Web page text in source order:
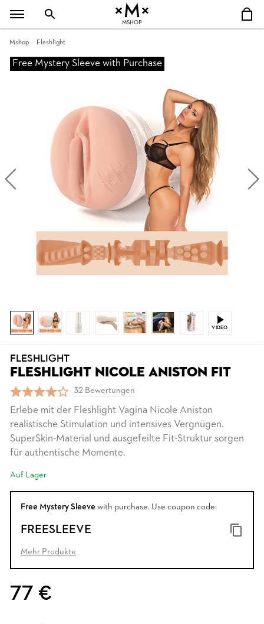
MSHOP
Mshop Fleshlight
Free Mystery Sleeve with Purchase
VIDEO
FLESHLIGHT
FLESHLIGHT NICOLE ANISTON FIT
32 Bewertungen
Erlebe mit der Fleshlight Vagina Nicole Aniston
realistische Stimulation und intensives Vergnügen.
SuperSkin-Material und ausgefeilte Fit-Struktur sorgen
für authentische Momente.
Auf Lager
Free Mystery Sleeve with purchase. Use coupon code:
FREESLEEVE
Mehr Produkte
77 €